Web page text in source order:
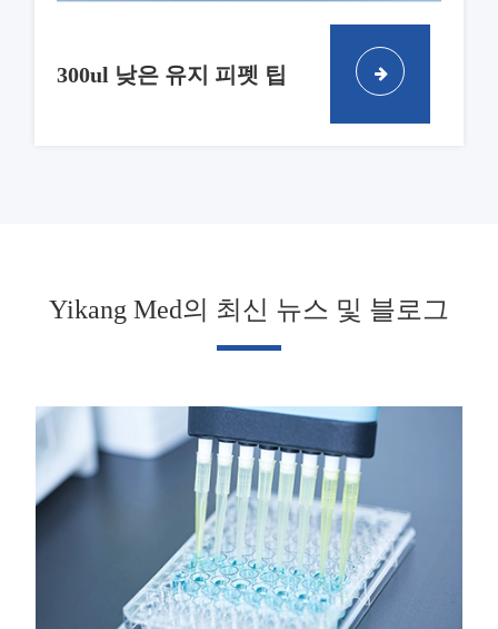
300ul 낮은 유지 피펫 팁
Yikang Med의 최신 뉴스 및 블로그